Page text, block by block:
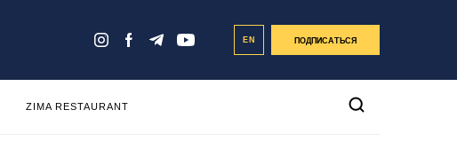
EN ПОДПИСАТЬСЯ
ZIMA RESTAURANT